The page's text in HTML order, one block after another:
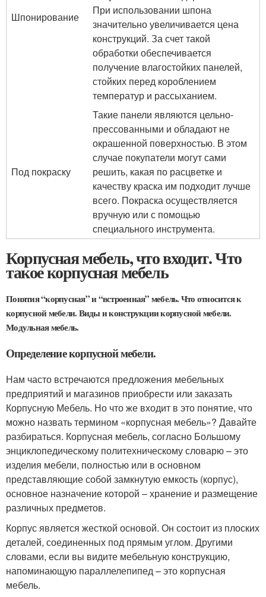
Шпонирование
При использовании шпона
значительно увеличивается цена
конструкций. За счет такой
обработки обеспечивается
получение влагостойких панелей,
стойких перед короблением
температур и рассыханием.
Под покраску
Такие панели являются цельно-
прессованными и обладают не
окрашенной поверхностью. В этом
случае покупатели могут сами
решить, какая по расцветке и
качеству краска им подходит лучше
всего. Покраска осуществляется
вручную или с помощью
специального инструмента.
Корпусная мебель, что входит. Что
такое корпусная мебель
Понятия “корпусная” и “встроенная” мебель. Что относится к
корпусной мебели. Виды и конструкции корпусной мебели.
Модульная мебель.
Определение корпусной мебели.
Нам часто встречаются предложения мебельных
предприятий и магазинов приобрести или заказать
Корпусную Мебель. Но что же входит в это понятие, что
можно назвать термином «корпусная мебель»? Давайте
разбираться. Корпусная мебель, согласно Большому
энциклопедическому политехническому словарю – это
изделия мебели, полностью или в основном
представляющие собой замкнутую емкость (корпус),
основное назначение которой – хранение и размещение
различных предметов.
Корпус является жесткой основой. Он состоит из плоских
деталей, соединенных под прямым углом. Другими
словами, если вы видите мебельную конструкцию,
напоминающую параллелепипед – это корпусная
мебель.